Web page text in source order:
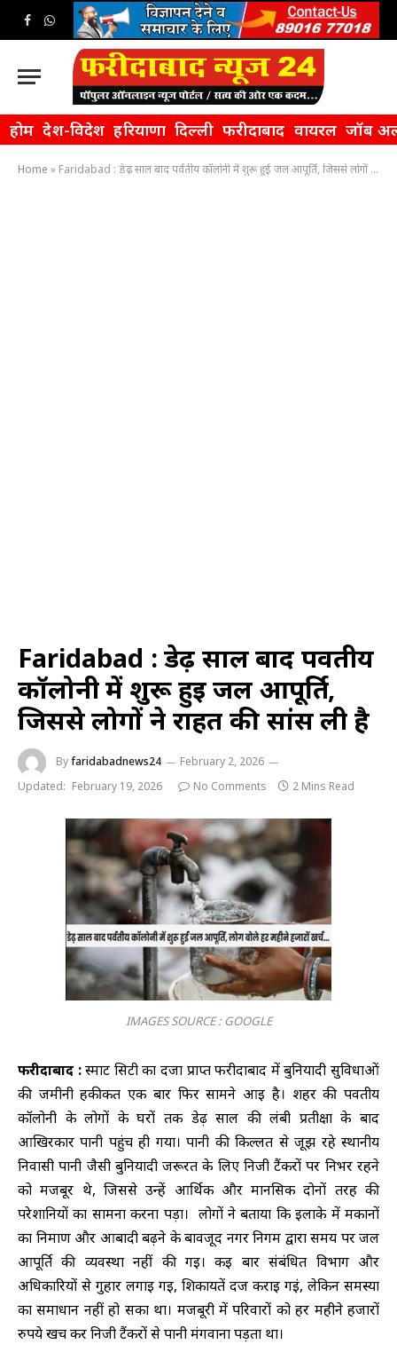
Facebook
WhatsApp
होम देश-विदेश हरियाणा दिल्ली फरीदाबाद वायरल जॉब
Home » Faridabad : डेढ़ साल बाद पर्वतीय कॉलोनी में शुरू हुई जल आपूर्ति, जिससे लोगों ने राहत की सांस ली है
Faridabad : डेढ़ साल बाद पर्वतीय
कॉलोनी में शुरू हुई जल आपूर्ति,
जिससे लोगों ने राहत की सांस ली है
Byfaridabadnews24
February 2, 2026
Updated: February 19, 2026 No Comments 2 Mins Read
IMAGES SOURCE : GOOGLE
फरीदाबाद :स्मार्ट सिटी का दर्जा प्राप्त फरीदाबाद में बुनियादी सुविधाओं
की जमीनी हकीकत एक बार फिर सामने आई है। शहर की पर्वतीय
कॉलोनी के लोगों के घरों तक डेढ़ साल की लंबी प्रतीक्षा के बाद
आखिरकार पानी पहुंच ही गया। पानी की किल्लत से जूझ रहे स्थानीय
निवासी पानी जैसी बुनियादी जरूरत के लिए निजी टैंकरों पर निर्भर रहने
को मजबूर थे, जिससे उन्हें आर्थिक और मानसिक दोनों तरह की
परेशानियों का सामना करना पड़ा। लोगों ने बताया कि इलाके में मकानों
का निर्माण और आबादी बढ़ने के बावजूद नगर निगम द्वारा समय पर जल
आपूर्ति की व्यवस्था नहीं की गई। कई बार संबंधित विभाग और
अधिकारियों से गुहार लगाई गई, शिकायतें दर्ज कराई गईं, लेकिन समस्या
का समाधान नहीं हो सका था। मजबूरी में परिवारों को हर महीने हजारों
रुपये खर्च कर निजी टैंकरों से पानी मंगवाना पड़ता था।